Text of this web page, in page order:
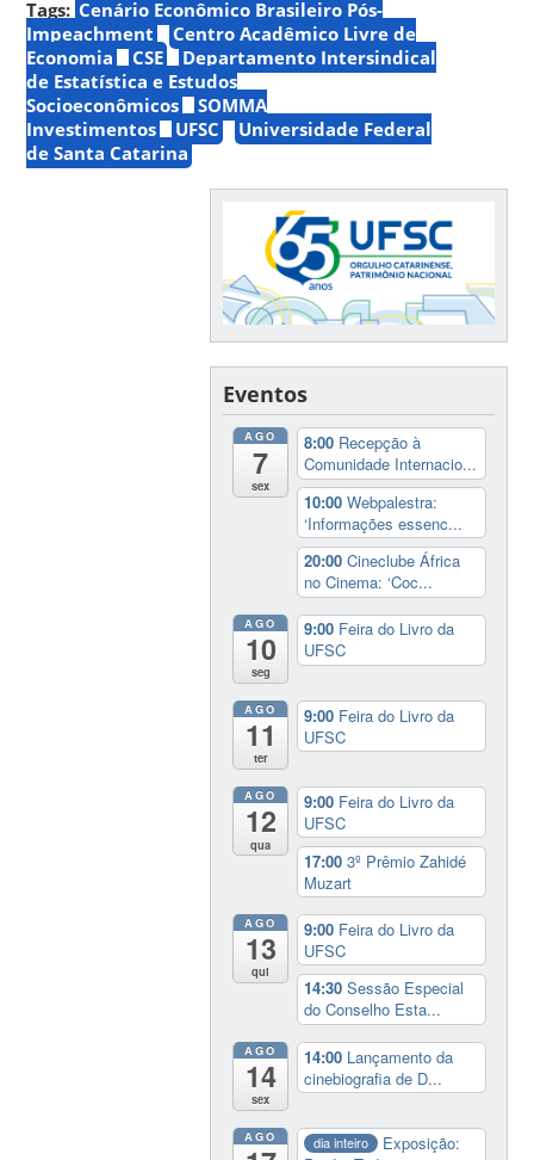
Tags: Cenário Econômico Brasileiro Pós-
Impeachment
Centro Acadêmico Livre de
Economia
CSE
Departamento Intersindical
de Estatística e Estudos
Socioeconômicos
SOMMA
Investimentos
UFSC
Universidade Federal
de Santa Catarina
Eventos
AGO
7
sex
8:00 Recepção à
Comunidade Internacio...
10:00Webpalestra:
‘Informações essenc...
20:00Cineclube África
no Cinema: ‘Coc...
AGO
10
seg
9:00 Feira do Livro da
UFSC
AGO
11
ter
9:00 Feira do Livro da
UFSC
AGO
12
qua
9:00 Feira do Livro da
UFSC
17:003º Prêmio Zahidé
Muzart
AGO
13
qui
9:00 Feira do Livro da
UFSC
14:30Sessão Especial
do Conselho Esta...
AGO
14
sex
14:00 Lançamento da
cinebiografia de D...
AGO dia inteiro
Exposição: